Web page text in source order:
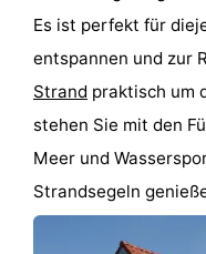
Sehen
tun
Museen
Denkmäler
Mühlen
Es ist perfekt für
entspannen und zur
Strand praktisch um
stehen Sie mit den
Meer und
Strandsegeln